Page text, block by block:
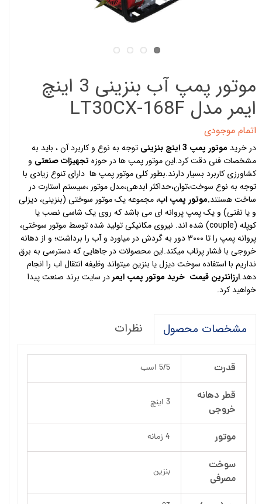
موتور پمپ آب بنزینی 3 اینچ
ایمر مدل LT30CX-168F
اتمام موجودی
در خرید موتور پمپ 3 اینچ بنزینی توجه به نوع و کاربرد آن ، باید به
مشخصات فنی دقت کرد.این موتور پمپ ها در حوزه تجهیزات صنعتی و
کشاورزی کاربرد بسیار دارند.بطور کلی موتور پمپ ها دارای تنوع زیادی با
توجه به نوع سوخت،توان،حداکثر ابدهی،مدل موتور ،سیستم استارت در
ساخت هستند.موتور پمپ اب، مجموعه یک موتور سوختی (بنزینی، دیزلی
و یا نفتی) و یک پمپ پروانه ای می باشد که روی یک شاسی نصب یا
کوپله (couple) شده اند. نیروی مکانیکی تولید شده توسط موتور سوختی،
پروانه پمپ را تا ۳۰۰۰ دور به گردش در میاورد و آب را برداشت؛ و از دهانه
خروجی با فشار پرتاب میکند.این محصولات در جاهایی که دسترسی به برق
نداریم با استفاده سوخت دیزل یا بنزین میتواند وظیفه انتقال اب را انجام
دهد.ارزانترین قیمت خرید موتور پمپ ایمردر سایت برند صنعت پیدا
خواهید کرد.
مشخصات محصول نظرات
قدرت 5/5 اسب
قطر دهانه
خروجی
3 اینچ
موتور 4 زمانه
سوخت
مصرفی
بنزین